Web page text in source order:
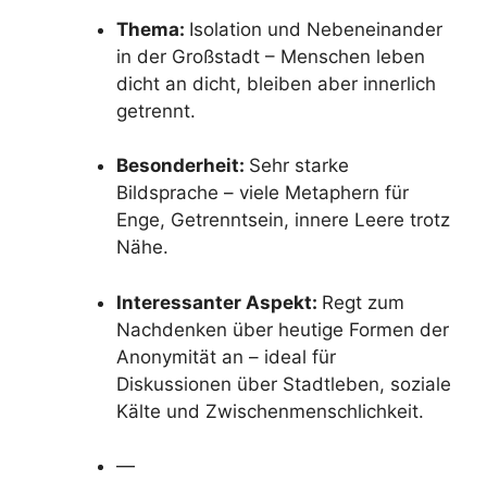
Thema: Isolation und Nebeneinander
in der Großstadt – Menschen leben
dicht an dicht, bleiben aber innerlich
getrennt.
Besonderheit: Sehr starke
Bildsprache – viele Metaphern für
Enge, Getrenntsein, innere Leere trotz
Nähe.
Interessanter Aspekt: Regt zum
Nachdenken über heutige Formen der
Anonymität an – ideal für
Diskussionen über Stadtleben, soziale
Kälte und Zwischenmenschlichkeit.
—